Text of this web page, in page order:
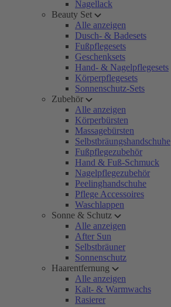
Nagellack
Beauty Set
Alle anzeigen
Dusch- & Badesets
Fußpflegesets
Geschenksets
Hand- & Nagelpflegesets
Körperpflegesets
Sonnenschutz-Sets
Zubehör
Alle anzeigen
Körperbürsten
Massagebürsten
Selbstbräungshandschuhe
Fußpflegezubehör
Hand & Fuß-Schmuck
Nagelpflegezubehör
Peelinghandschuhe
Pflege Accessoires
Waschlappen
Sonne & Schutz
Alle anzeigen
After Sun
Selbstbräuner
Sonnenschutz
Haarentfernung
Alle anzeigen
Kalt- & Warmwachs
Rasierer